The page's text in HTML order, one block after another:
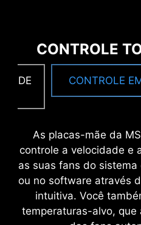
CONTROLE
DE CONTROLE
As placas-mãe da
controle a velocidade e
as suas fans do sistema
ou no software através
intuitiva. Você
temperaturas-alvo, que
8 PCB layers
IT-170 Server-
2oz Thickened